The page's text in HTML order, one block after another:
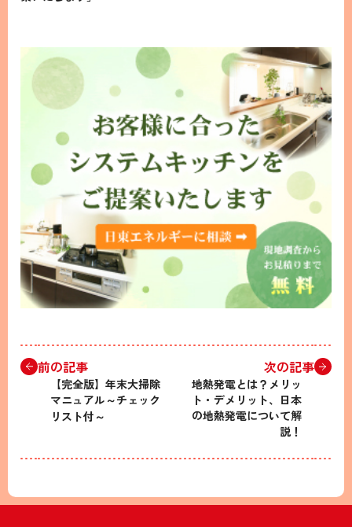
前の記事
【完全版】年末大掃除
マニュアル～チェック
リスト付～
次の記事
地熱発電とは？メリッ
ト・デメリット、日本
の地熱発電について解
説！